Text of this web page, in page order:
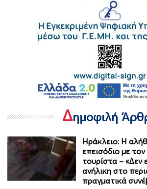
Δημοφιλή
Ηράκλειο: Η
επεισόδιο με
τουρίστα – «Δεν
ανήλικη στο
πραγματικά